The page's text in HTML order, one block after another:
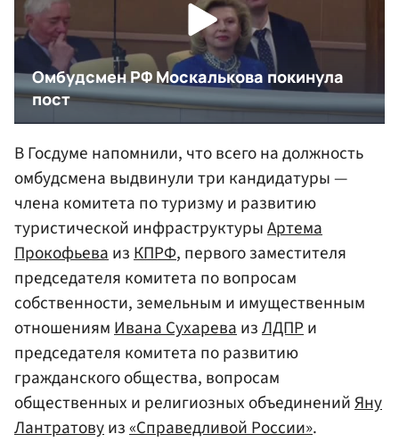
В Госдуме напомнили, что всего на должность
омбудсмена выдвинули три кандидатуры —
члена комитета по туризму и развитию
туристической инфраструктурыАртема
ПрокофьеваизКПРФ, первого заместителя
председателя комитета по вопросам
собственности, земельным и имущественным
отношениямИвана СухареваизЛДПРи
председателя комитета по развитию
гражданского общества, вопросам
общественных и религиозных объединенийЯну
Лантратовуиз«Справедливой России».